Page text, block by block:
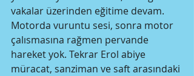
vakalar üzerinden eğitime devam.
Motorda vuruntu sesi, sonra motor
çalısmasına rağmen pervande
hareket yok. Tekrar Erol abiye
müracat, sanziman ve saft arasındaki